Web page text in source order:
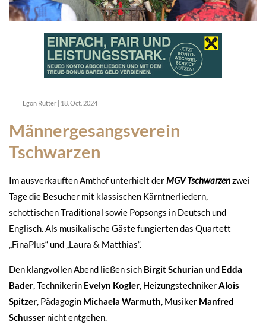
Egon Rutter | 18. Oct. 2024
Männergesangsverein
Tschwarzen
Im ausverkauften Amthof unterhielt derMGV Tschwarzenzwei
Tage die Besucher mit klassischen Kärntnerliedern,
schottischen Traditional sowie Popsongs in Deutsch und
Englisch. Als musikalische Gäste fungierten das Quartett
„FinaPlus“ und „Laura & Matthias“.
Den klangvollen Abend ließen sich Birgit Schurian und Edda
Bader, Technikerin Evelyn Kogler, HeizungstechnikerAlois
Spitzer, Pädagogin Michaela Warmuth, Musiker Manfred
Schusser nicht entgehen.